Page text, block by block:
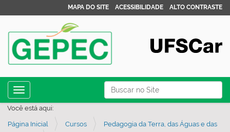
Busca
Busca Avançada…
MAPA DO SITE ACESSIBILIDADE ALTO CONTRASTE
Toggle navigation
Você está aqui:
Página Inicial Cursos
Pedagogia da Terra, das Águas e das